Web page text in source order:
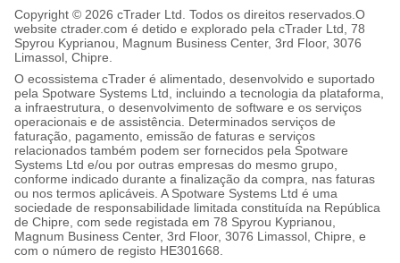
Copyright © 2026 cTrader Ltd. Todos os direitos reservados. O
website ctrader.com é detido e explorado pela cTrader Ltd, 78
Spyrou Kyprianou, Magnum Business Center, 3rd Floor, 3076
Limassol, Chipre.
O ecossistema cTrader é alimentado, desenvolvido e suportado
pela Spotware Systems Ltd, incluindo a tecnologia da plataforma,
a infraestrutura, o desenvolvimento de software e os serviços
operacionais e de assistência. Determinados serviços de
faturação, pagamento, emissão de faturas e serviços
relacionados também podem ser fornecidos pela Spotware
Systems Ltd e/ou por outras empresas do mesmo grupo,
conforme indicado durante a finalização da compra, nas faturas
ou nos termos aplicáveis. A Spotware Systems Ltd é uma
sociedade de responsabilidade limitada constituída na República
de Chipre, com sede registada em 78 Spyrou Kyprianou,
Magnum Business Center, 3rd Floor, 3076 Limassol, Chipre, e
com o número de registo HE301668.